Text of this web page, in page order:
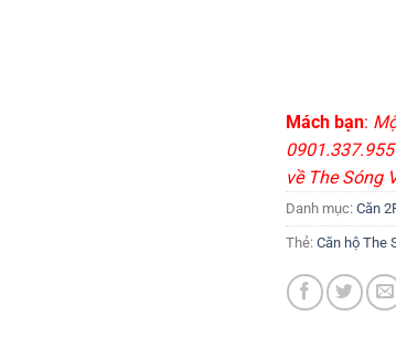
Mách bạn:
về The Sóng
Danh mục: Căn
Thẻ: Căn hộ The